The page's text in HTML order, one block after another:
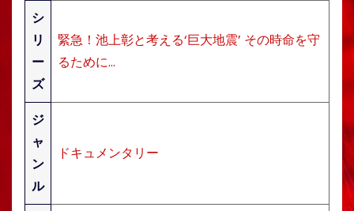
シ
リ
ー
ズ
緊急！池上彰と考える‘巨大地震’ その時命を守
るために…
ジ
ャ
ン
ル
ドキュメンタリー